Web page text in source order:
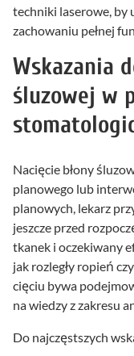
techniki laserowe, by
zachowaniu pełnej
Wskazania
śluzowej w
Nacięcie błony
planowego lub
planowych, lekarz
jeszcze przed
tkanek i oczekiwany
jak rozległy ropień
cięciu bywa
na wiedzy z zakresu
Do najczęstszych